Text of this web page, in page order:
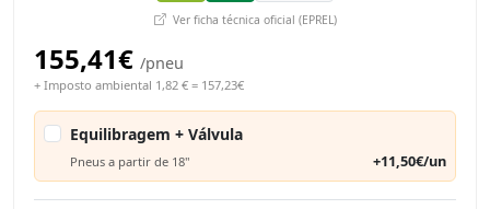
Ver ficha técnica oficial (EPREL)
155,41€ /pneu
+ Imposto ambiental 1,82 € = 157,23€
Equilibragem + Válvula
Pneus a partir de 18" +11,50€/un